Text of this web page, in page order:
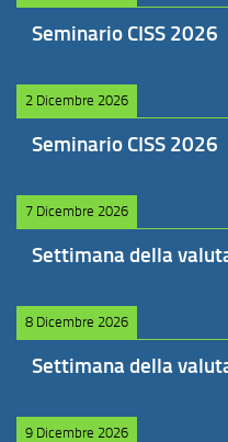
Seminario CISS 2026
2 Dicembre 2026
Seminario CISS 2026
7 Dicembre 2026
Settimana della
8 Dicembre 2026
Settimana della
9 Dicembre 2026